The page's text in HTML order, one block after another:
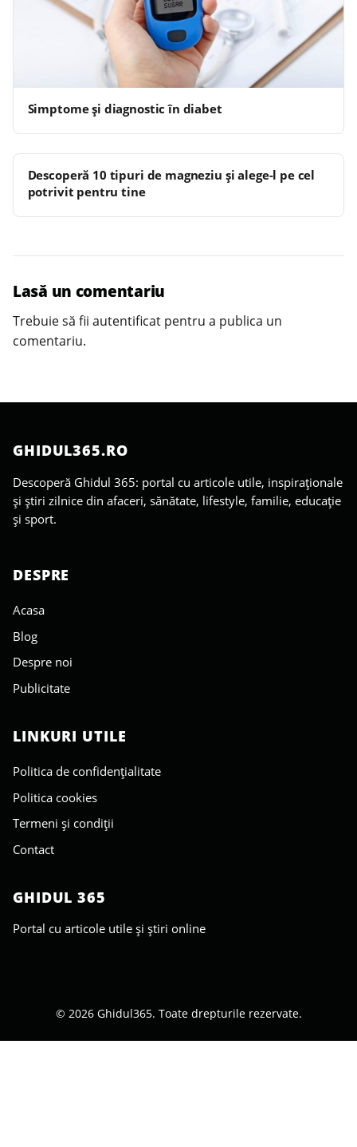
Simptome și diagnostic în diabet
Descoperă 10 tipuri de magneziu și alege-l pe cel
potrivit pentru tine
Lasă un comentariu
Trebuie să fii autentificat pentru a publica un
comentariu.
GHIDUL365.RO
Descoperă Ghidul 365: portal cu articole utile, inspiraționale
și știri zilnice din afaceri, sănătate, lifestyle, familie, educație
și sport.
DESPRE
Acasa
Blog
Despre noi
Publicitate
LINKURI UTILE
Politica de confidențialitate
Politica cookies
Termeni și condiții
Contact
GHIDUL 365
Portal cu articole utile și știri online
© 2026 Ghidul365. Toate drepturile rezervate.